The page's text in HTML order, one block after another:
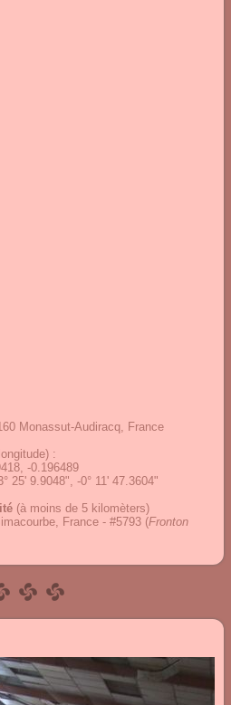
Monassut-Audiracq, France
:
-0.196489
25' 9.9048", -0° 11' 47.3604"
(à moins de 5 kilomèters)
France - #5793 (Fronton